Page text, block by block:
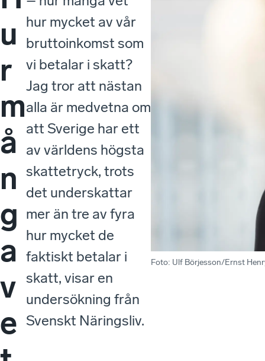
u
r
m
å
n
g
a
v
e
hur mycket av vår
bruttoinkomst som
vi betalar i skatt?
Jag tror att nästan
alla är medvetna om
att Sverige har ett
av världens högsta
skattetryck, trots
det underskattar
mer än tre av fyra
hur mycket de
faktiskt betalar i
skatt, visar en
undersökning från
Svenskt Näringsliv.
Foto: Ulf Börjesson/Ernst